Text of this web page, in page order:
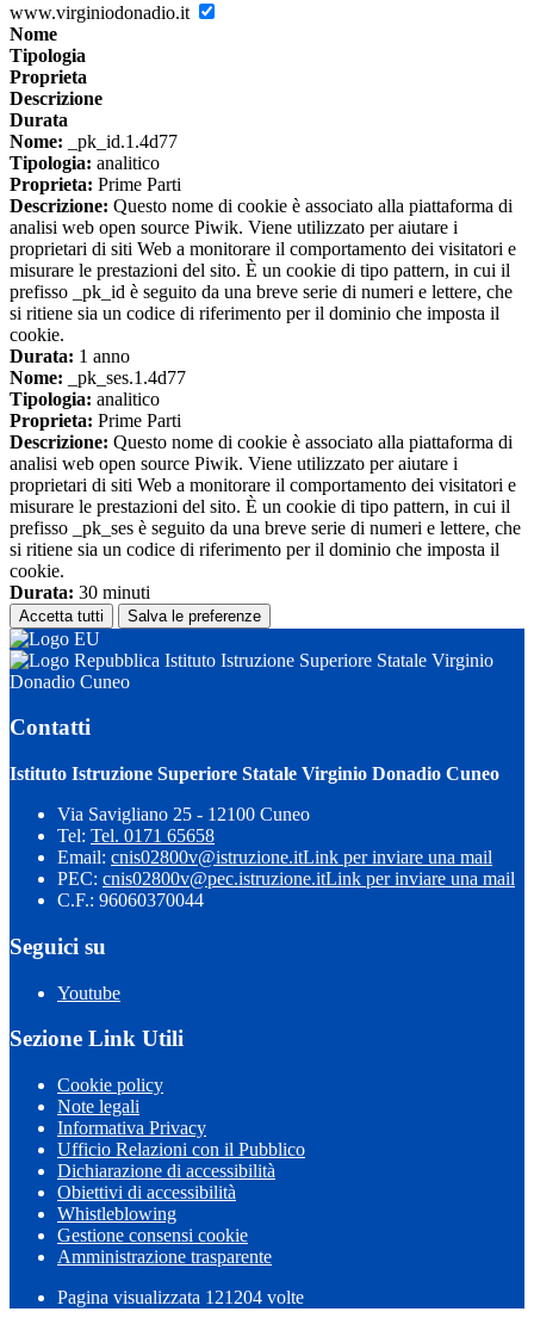
www.virginiodonadio.it
Nome
Tipologia
Proprieta
Descrizione
Durata
Nome: _pk_id.1.4d77
Tipologia: analitico
Proprieta: Prime Parti
Descrizione: Questo nome di cookie è associato alla piattaforma di
analisi web open source Piwik. Viene utilizzato per aiutare i
proprietari di siti Web a monitorare il comportamento dei visitatori e
misurare le prestazioni del sito. È un cookie di tipo pattern, in cui il
prefisso _pk_id è seguito da una breve serie di numeri e lettere, che
si ritiene sia un codice di riferimento per il dominio che imposta il
cookie.
Durata: 1 anno
Nome: _pk_ses.1.4d77
Tipologia: analitico
Proprieta: Prime Parti
Descrizione: Questo nome di cookie è associato alla piattaforma di
analisi web open source Piwik. Viene utilizzato per aiutare i
proprietari di siti Web a monitorare il comportamento dei visitatori e
misurare le prestazioni del sito. È un cookie di tipo pattern, in cui il
prefisso _pk_ses è seguito da una breve serie di numeri e lettere, che
si ritiene sia un codice di riferimento per il dominio che imposta il
cookie.
Durata: 30 minuti
Accetta tutti Salva le preferenze
Istituto Istruzione Superiore Statale Virginio
Donadio Cuneo
Contatti
Istituto Istruzione Superiore Statale Virginio Donadio Cuneo
Via Savigliano 25 - 12100 Cuneo
Tel: Tel. 0171 65658
Email: cnis02800v@istruzione.itLink per inviare una mail
PEC: cnis02800v@pec.istruzione.itLink per inviare una mail
C.F.: 96060370044
Seguici su
Youtube
Sezione Link Utili
Cookie policy
Note legali
Informativa Privacy
Ufficio Relazioni con il Pubblico
Dichiarazione di accessibilità
Obiettivi di accessibilità
Whistleblowing
Gestione consensi cookie
Amministrazione trasparente
Pagina visualizzata 121204 volte